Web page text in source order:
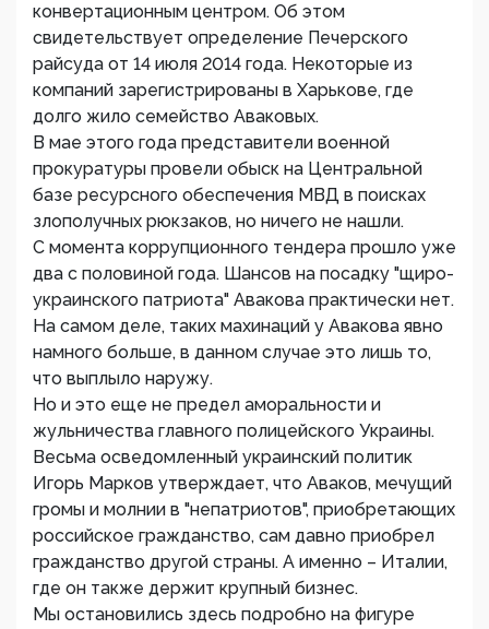
конвертационным центром. Об этом
свидетельствует определение Печерского
райсуда от 14 июля 2014 года. Некоторые из
компаний зарегистрированы в Харькове, где
долго жило семейство Аваковых.
В мае этого года представители военной
прокуратуры провели обыск на Центральной
базе ресурсного обеспечения МВД в поисках
злополучных рюкзаков, но ничего не нашли.
С момента коррупционного тендера прошло уже
два с половиной года. Шансов на посадку "щиро-
украинского патриота" Авакова практически нет.
На самом деле, таких махинаций у Авакова явно
намного больше, в данном случае это лишь то,
что выплыло наружу.
Но и это еще не предел аморальности и
жульничества главного полицейского Украины.
Весьма осведомленный украинский политик
Игорь Марков утверждает, что Аваков, мечущий
громы и молнии в "непатриотов", приобретающих
российское гражданство, сам давно приобрел
гражданство другой страны. А именно – Италии,
где он также держит крупный бизнес.
Мы остановились здесь подробно на фигуре